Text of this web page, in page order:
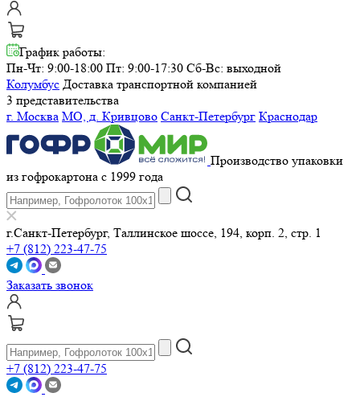
График работы:
Пн-Чт: 9:00-18:00 Пт: 9:00-17:30 Сб-Вс: выходной
Колумбус Доставка транспортной компанией
3 представительства
г. Москва МО, д. Кривцово Санкт-Петербург Краснодар
Производство упаковки
из гофрокартона с 1999 года
г.Санкт-Петербург, Таллинское шоссе, 194, корп. 2, стр. 1
+7 (812) 223-47-75
Заказать звонок
+7 (812) 223-47-75